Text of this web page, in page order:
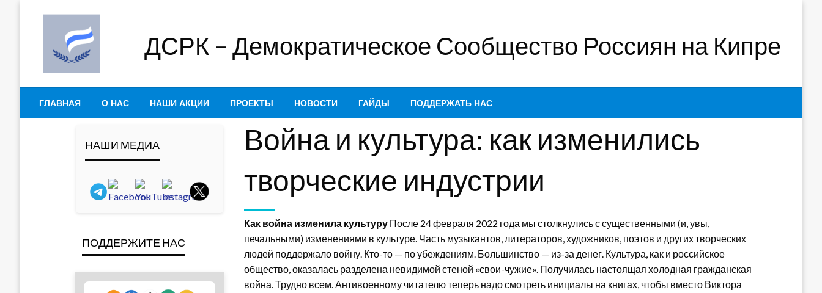
ДСРК – Демократическое Сообщество Россиян на Кипре
ГЛАВНАЯ О НАС НАШИ АКЦИИ ПРОЕКТЫ НОВОСТИ ГАЙДЫ ПОДДЕРЖАТЬ НАС
Война и культура: как изменились
творческие индустрии
Как война изменила культуру После 24 февраля 2022 года мы столкнулись с существенными (и, увы,
печальными) изменениями в культуре. Часть музыкантов, литераторов, художников, поэтов и других творческих
людей поддержало войну. Кто-то — по убеждениям. Большинство — из-за денег. Культура, как и российское
общество, оказалась разделена невидимой стеной «свои-чужие». Получилась настоящая холодная гражданская
война. Трудно всем. Антивоенному читателю теперь надо смотреть инициалы на книгах, чтобы вместо Виктора
НАШИ МЕДИА
ПОДДЕРЖИТЕ НАС